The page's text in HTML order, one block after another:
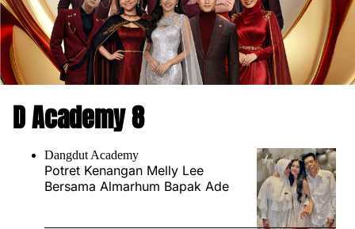
D Academy 8
Dangdut Academy
Potret Kenangan Melly Lee
Bersama Almarhum Bapak Ade